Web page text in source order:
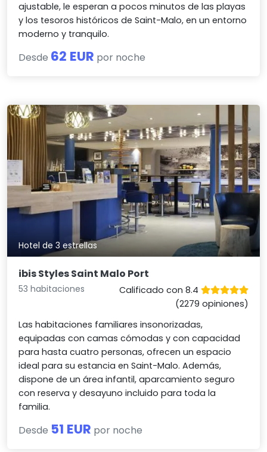
ajustable, le esperan a pocos minutos de las playas
y los tesoros históricos de Saint-Malo, en un entorno
moderno y tranquilo.
Desde 62 EUR por noche
Hotel de 3 estrellas
ibis Styles Saint Malo Port
53 habitaciones
Calificado con 8.4
(2279 opiniones)
Las habitaciones familiares insonorizadas,
equipadas con camas cómodas y con capacidad
para hasta cuatro personas, ofrecen un espacio
ideal para su estancia en Saint-Malo. Además,
dispone de un área infantil, aparcamiento seguro
con reserva y desayuno incluido para toda la
familia.
Desde 51 EUR por noche